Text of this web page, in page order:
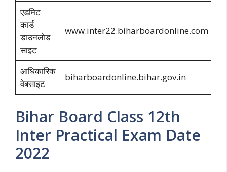
एडमिट
कार्ड
डाउनलोड
साइट
www.inter22.biharboardonline.com
आधिकारिक
वेबसाइट
biharboardonline.bihar.gov.in
Bihar Board Class 12th
Inter Practical Exam Date
2022